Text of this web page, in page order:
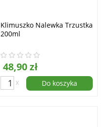
Klimuszko Nalewka Trzustka
200ml
48,90 zł
x Do koszyka